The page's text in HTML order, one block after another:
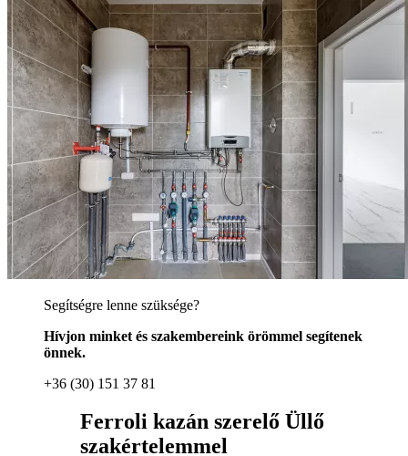
Segítségre lenne szüksége?
Hívjon minket és szakembereink örömmel segítenek
önnek.
+36 (30) 151 37 81
Ferroli kazán szerelő Üllő
szakértelemmel